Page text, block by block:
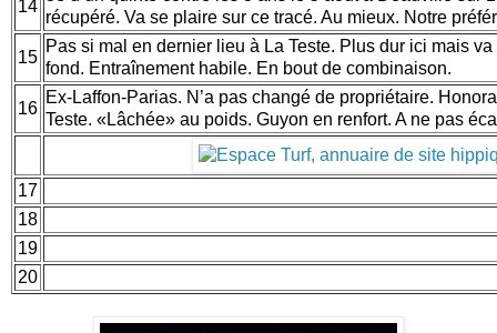
14
récupéré. Va se plaire sur ce tracé. Au mieux. Notre
15
Pas si mal en dernier lieu à La Teste. Plus dur ici mais
fond. Entraînement habile. En bout de combinaison.
16
Ex-Laffon-Parias. N’a pas changé de propriétaire.
Teste. «Lâchée» au poids. Guyon en renfort. A ne pas
17
18
19
20